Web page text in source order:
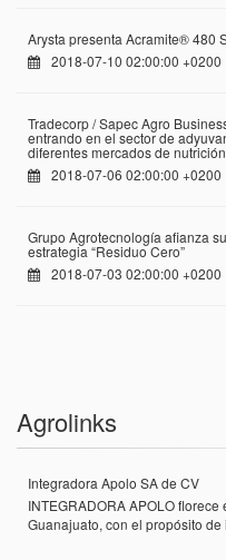
Arysta presenta Acramite® 480
2018-07-10 02:00:00 +0200
Tradecorp / Sapec Agro
entrando en el sector de
diferentes mercados de
2018-07-06 02:00:00 +0200
Grupo Agrotecnología afianza
estrategia “Residuo Cero”
2018-07-03 02:00:00 +0200
Agrolinks
Integradora Apolo SA de CV
INTEGRADORA APOLO
Guanajuato, con el propósito